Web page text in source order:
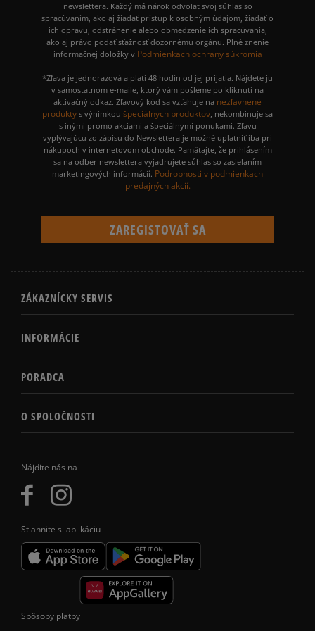
Nájdite nás na
Stiahnite si aplikáciu
newslettera. Každý má nárok odvolať svoj súhlas so
spracúvaním, ako aj žiadať prístup k osobným údajom, žiadať o
ich opravu, odstránenie alebo obmedzenie ich spracúvania,
ako aj právo podať sťažnosť dozornému orgánu. Plné znenie
informačnej doložky v Podmienkach ochrany súkromia
*Zľava je jednorazová a platí 48 hodín od jej prijatia. Nájdete ju
v samostatnom e-maile, ktorý vám pošleme po kliknutí na
aktivačný odkaz. Zľavový kód sa vzťahuje na nezľavnené
produkty s výnimkou špeciálnych produktov, nekombinuje sa
s inými promo akciami a špeciálnymi ponukami. Zľavu
vyplývajúcu zo zápisu do Newslettera je možné uplatniť iba pri
nákupoch v internetovom obchode. Pamätajte, že prihlásením
sa na odber newslettera vyjadrujete súhlas so zasielaním
marketingových informácií. Podrobnosti v podmienkach
predajných akcií.
ZÁKAZNÍCKY SERVIS
INFORMÁCIE
PORADCA
O SPOLOČNOSTI
Spôsoby platby